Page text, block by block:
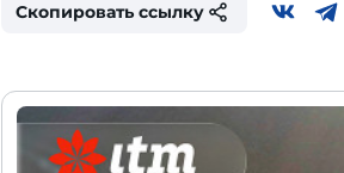
Скопировать ссылку